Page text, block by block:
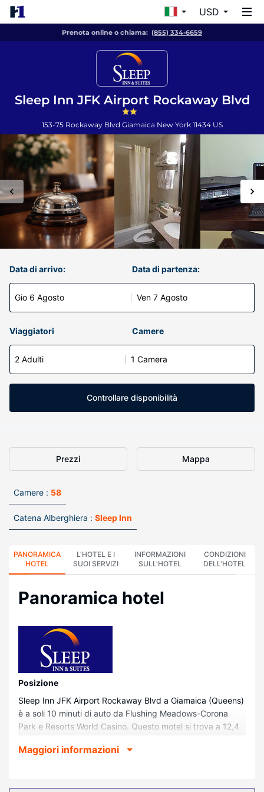
USD
Prenota online o chiama: (855) 334-6659
Sleep Inn JFK Airport Rockaway Blvd
153-75 Rockaway Blvd Giamaica New York 11434 US
Data di arrivo:
Gio 6 Agosto
Data di partenza:
Ven 7 Agosto
Viaggiatori Camere
2 Adulti 1 Camera
Controllare disponibilità
Prezzi Mappa
Camere : 58
Catena Alberghiera : Sleep Inn
PANORAMICA
HOTEL
L'HOTEL E I
SUOI SERVIZI
INFORMAZIONI
SULL'HOTEL
CONDIZIONI
DELL'HOTEL
Panoramica hotel
Posizione
Sleep Inn JFK Airport Rockaway Blvd a Giamaica (Queens)
è a soli 10 minuti di auto da Flushing Meadows-Corona
Park e Resorts World Casino. Questo motel si trova a 12,4
Brooklyn.
Rilassati in una delle 58 camere della struttura, complete di
Maggiori informazioni